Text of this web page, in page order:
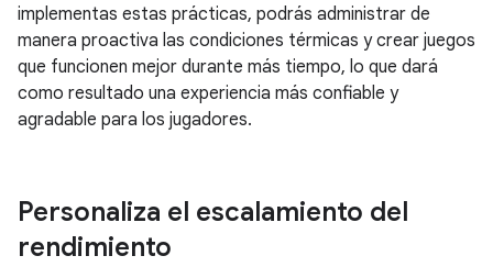
implementas estas prácticas, podrás administrar de
manera proactiva las condiciones térmicas y crear juegos
que funcionen mejor durante más tiempo, lo que dará
como resultado una experiencia más confiable y
agradable para los jugadores.
Personaliza el escalamiento del
rendimiento